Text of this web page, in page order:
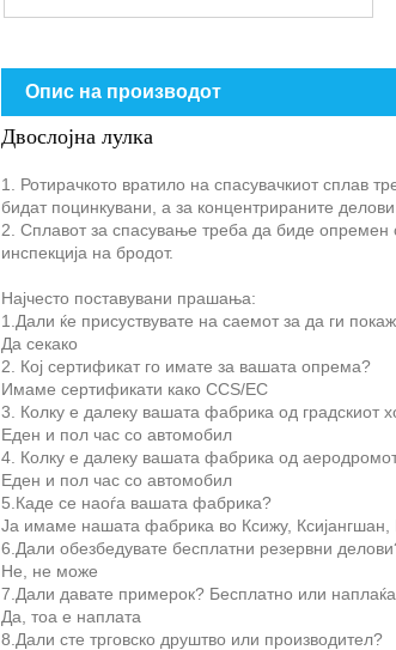
Опис на производот
Двослојна лулка
1. Ротирачкото вратило на спасувачкиот сплав
бидат поцинкувани, а за концентрираните
2. Сплавот за спасување треба да биде опремен
инспекција на бродот.
Најчесто поставувани прашања:
1.Дали ќе присуствувате на саемот за да ги
Да секако
2. Кој сертификат го имате за вашата опрема?
Имаме сертификати како CCS/EC
3. Колку е далеку вашата фабрика од градскиот
Еден и пол час со автомобил
4. Колку е далеку вашата фабрика од
Еден и пол час со автомобил
5.Каде се наоѓа вашата фабрика?
Ја имаме нашата фабрика во Ксижу, Ксијангшан,
6.Дали обезбедувате бесплатни резервни
Не, не може
7.Дали давате примерок? Бесплатно или
Да, тоа е наплата
8.Дали сте трговско друштво или производител?